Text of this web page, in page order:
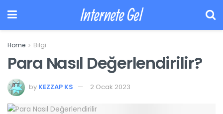
Internete Gel
Home Bilgi
Para Nasıl Değerlendirilir?
by KEZZAP KS 2 Ocak 2023